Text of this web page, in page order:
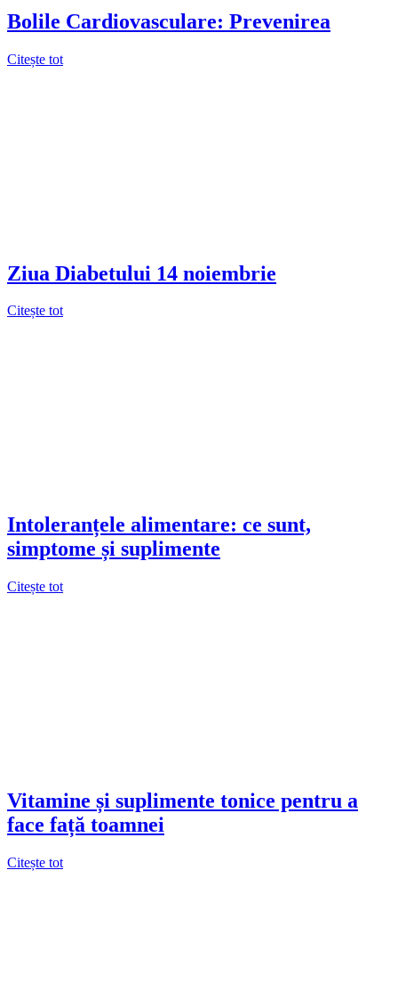
Bolile Cardiovasculare: Prevenirea
Citește tot
Ziua Diabetului 14 noiembrie
Citește tot
Intoleranțele alimentare: ce sunt,
simptome și suplimente
Citește tot
Vitamine și suplimente tonice pentru a
face față toamnei
Citește tot